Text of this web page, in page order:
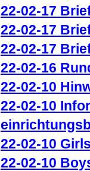
22-02-17
22-02-17
22-02-17
22-02-16
22-02-10
22-02-10
22-02-10
22-02-10